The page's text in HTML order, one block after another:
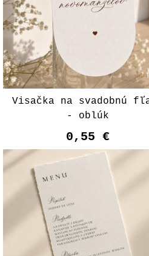
Visačka na svadobnú
- oblúk
0,55 €